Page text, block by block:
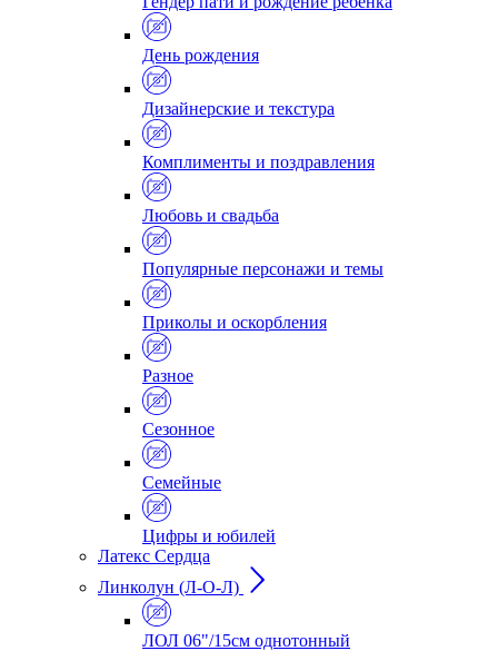
День рождения
Дизайнерские и текстура
Комплименты и поздравления
Любовь и свадьба
Популярные персонажи и темы
Приколы и оскорбления
Разное
Сезонное
Семейные
Цифры и юбилей
Латекс Сердца
Линколун (Л-О-Л)
ЛОЛ 06"/15см однотонный